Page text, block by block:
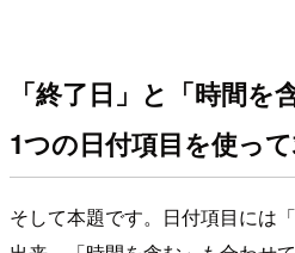
「終了日」と「時間
1つの日付項目を使っ
そして本題です。日付項目には